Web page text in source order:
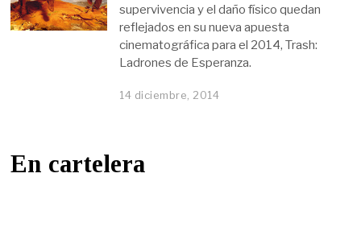
supervivencia y el daño físico quedan
reflejados en su nueva apuesta
cinematográfica para el 2014, Trash:
Ladrones de Esperanza.
14 diciembre, 2014
En cartelera